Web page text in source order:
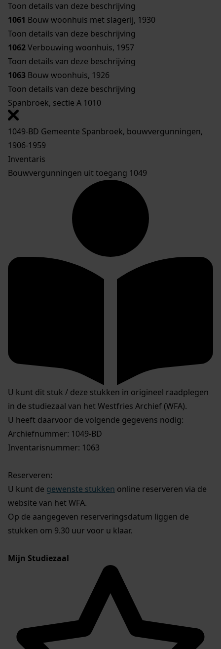
Toon details van deze beschrijving
1061 Bouw woonhuis met slagerij, 1930
Toon details van deze beschrijving
1062Verbouwing woonhuis, 1957
Toon details van deze beschrijving
1063 Bouw woonhuis, 1926
Toon details van deze beschrijving
Spanbroek, sectie A 1010
1049-BD Gemeente Spanbroek, bouwvergunningen,
1906-1959
Inventaris
Bouwvergunningen uit toegang 1049
U kunt dit stuk / deze stukken in origineel raadplegen
in de studiezaal van het Westfries Archief (WFA).
U heeft daarvoor de volgende gegevens nodig:
Archiefnummer: 1049-BD
Inventarisnummer: 1063
Reserveren:
U kunt de gewenste stukken online reserveren via de
website van het WFA.
Op de aangegeven reserveringsdatum liggen de
stukken om 9.30 uur voor u klaar.
Mijn Studiezaal